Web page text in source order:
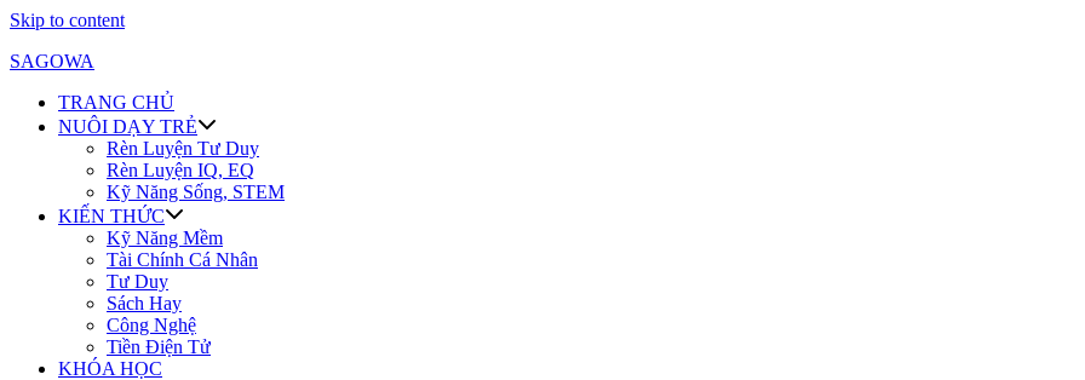
Skip to content
SAGOWA
TRANG CHỦ
NUÔI DẠY TRẺ
Rèn Luyện Tư Duy
Rèn Luyện IQ, EQ
Kỹ Năng Sống, STEM
KIẾN THỨC
Kỹ Năng Mềm
Tài Chính Cá Nhân
Tư Duy
Sách Hay
Công Nghệ
Tiền Điện Tử
KHÓA HỌC